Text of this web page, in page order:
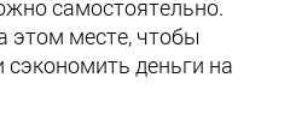
самостоятельно.
этом месте, чтобы
сэкономить деньги на